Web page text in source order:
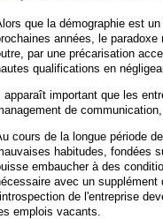
que la démographie est
années, le
par une précarisation
qualifications en
apparaît important que les
de
cours de la longue période
habitudes, fondées
embaucher à des
avec un
de l'entreprise
emplois vacants.